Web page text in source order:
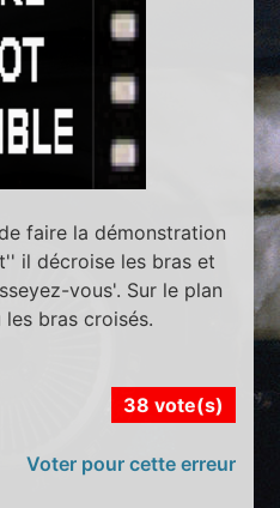
faire la démonstration
il décroise les bras et
vous'. Sur le plan
bras croisés.
38 vote(s)
Voter pour cette erreur